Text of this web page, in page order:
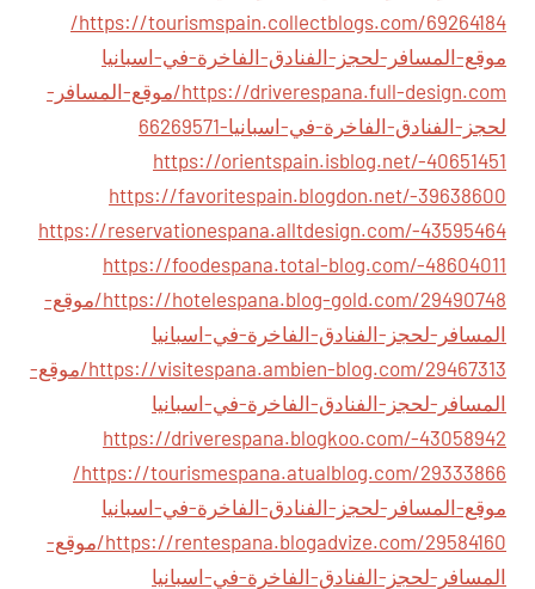
https://tourismspain.collectblogs.com/69264184/
موقع-المسافر-لحجز-الفنادق-الفاخرة-في-اسبانيا
https://driverespana.full-design.com/موقع-المسافر-
لحجز-الفنادق-الفاخرة-في-اسبانيا-66269571
https://orientspain.isblog.net/-40651451
https://favoritespain.blogdon.net/-39638600
https://reservationespana.alltdesign.com/-43595464
https://foodespana.total-blog.com/-48604011
https://hotelespana.blog-gold.com/29490748/موقع-
المسافر-لحجز-الفنادق-الفاخرة-في-اسبانيا
https://visitespana.ambien-blog.com/29467313/موقع-
المسافر-لحجز-الفنادق-الفاخرة-في-اسبانيا
https://driverespana.blogkoo.com/-43058942
https://tourismespana.atualblog.com/29333866/
موقع-المسافر-لحجز-الفنادق-الفاخرة-في-اسبانيا
https://rentespana.blogadvize.com/29584160/موقع-
المسافر-لحجز-الفنادق-الفاخرة-في-اسبانيا